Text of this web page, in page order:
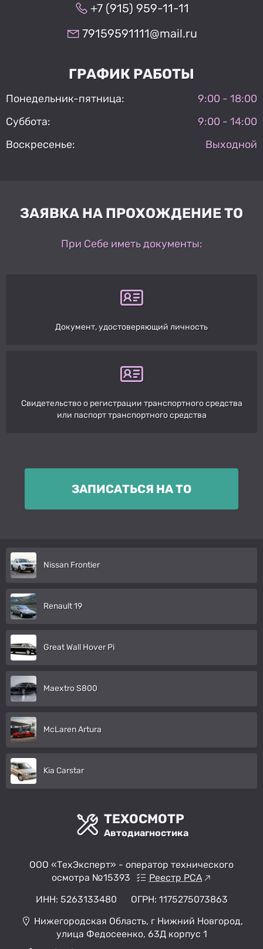
+7 (915) 959-11-11
79159591111@mail.ru
ГРАФИК РАБОТЫ
Понедельник-пятница:
9:00 - 18:00
Суббота:
9:00 - 14:00
Воскресенье:
Выходной
ЗАЯВКА НА ПРОХОЖДЕНИЕ ТО
При Себе иметь документы:
Документ, удостоверяющий личность
Свидетельство о регистрации транспортного средства
или паспорт транспортного средства
ЗАПИСАТЬСЯ НА ТО
Nissan Frontier
Renault 19
Great Wall Hover Pi
Maextro S800
McLaren Artura
Kia Carstar
ТЕХОСМОТР
Автодиагностика
ООО «ТехЭксперт» - оператор технического
осмотра №15393
Реестр РСА
ИНН: 5263133480
ОГРН: 1175275073863
Нижегородская Область, г Нижний Новгород,
улица Федосеенко, 63Д корпус 1